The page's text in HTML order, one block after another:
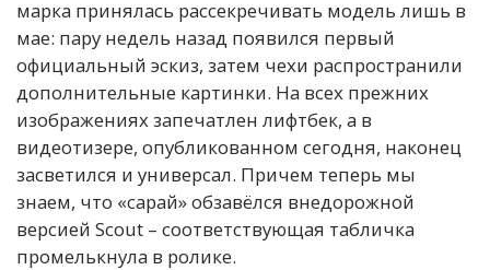
марка принялась рассекречивать модель лишь в
мае: пару недель назад появился первый
официальный эскиз, затем чехи распространили
дополнительные картинки. На всех прежних
изображениях запечатлен лифтбек, а в
видеотизере, опубликованном сегодня, наконец
засветился и универсал. Причем теперь мы
знаем, что «сарай» обзавёлся внедорожной
версией Scout – соответствующая табличка
промелькнула в ролике.